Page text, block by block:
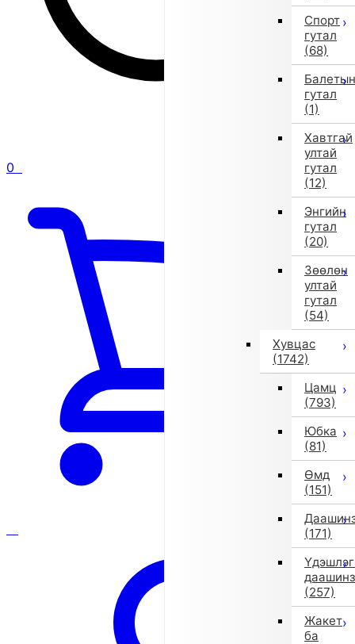
0
Спорт
гутал
(68)
Балетын
гутал
(1)
Хавтгай
ултай
гутал
(12)
Энгийн
гутал
(20)
Зөөлөн
ултай
гутал
(54)
Хувцас
(1742)
Цамц
(793)
Юбка
(81)
Өмд
(151)
(171)
даашинз
(257)
Жакет
ба